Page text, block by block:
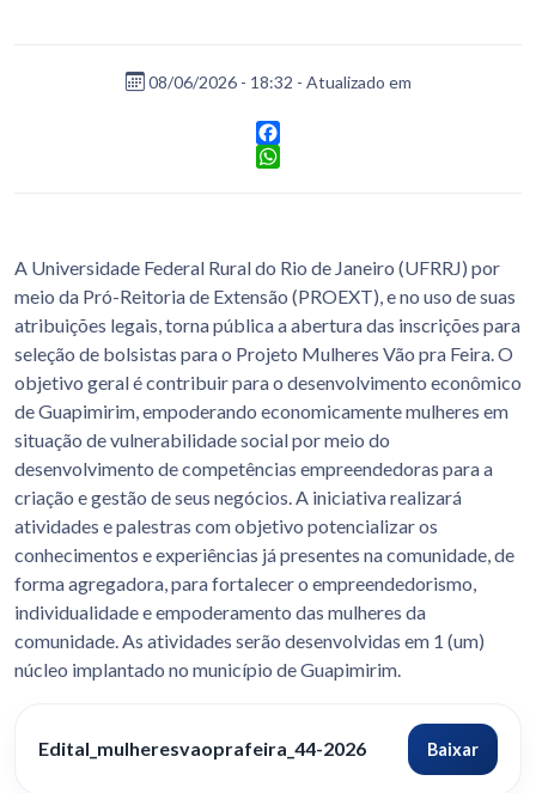
08/06/2026 - 18:32 - Atualizado em
Facebook
A Universidade Federal Rural do Rio de Janeiro (UFRRJ) por
meio da Pró-Reitoria de Extensão (PROEXT), e no uso de suas
atribuições legais, torna pública a abertura das inscrições para
seleção de bolsistas para o Projeto Mulheres Vão pra Feira. O
objetivo geral é contribuir para o desenvolvimento econômico
de Guapimirim, empoderando economicamente mulheres em
situação de vulnerabilidade social por meio do
desenvolvimento de competências empreendedoras para a
criação e gestão de seus negócios. A iniciativa realizará
atividades e palestras com objetivo potencializar os
conhecimentos e experiências já presentes na comunidade, de
forma agregadora, para fortalecer o empreendedorismo,
individualidade e empoderamento das mulheres da
comunidade. As atividades serão desenvolvidas em 1 (um)
núcleo implantado no município de Guapimirim.
Edital_mulheresvaoprafeira_44-2026 Baixar